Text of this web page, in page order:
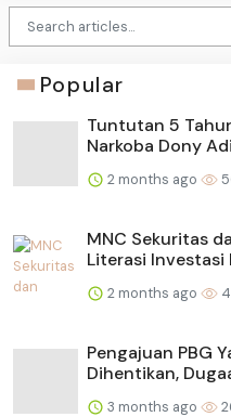
Popular
Tuntutan 5
Narkoba Dony
2 months ago
MNC Sekuritas
Literasi Investasi
2 months ago
Pengajuan PBG
Dihentikan,
3 months ago